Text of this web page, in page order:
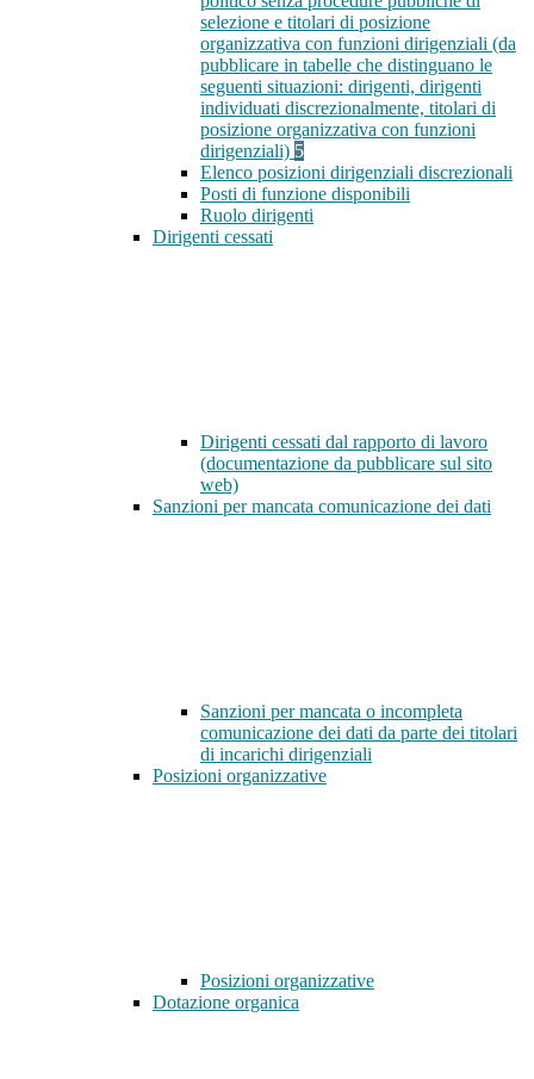
selezione e titolari di posizione
organizzativa con funzioni dirigenziali (da
pubblicare in tabelle che distinguano le
seguenti situazioni: dirigenti, dirigenti
individuati discrezionalmente, titolari di
posizione organizzativa con funzioni
dirigenziali) 5
Elenco posizioni dirigenziali discrezionali
Posti di funzione disponibili
Ruolo dirigenti
Dirigenti cessati
Dirigenti cessati dal rapporto di lavoro
(documentazione da pubblicare sul sito
web)
Sanzioni per mancata comunicazione dei dati
Sanzioni per mancata o incompleta
comunicazione dei dati da parte dei titolari
di incarichi dirigenziali
Posizioni organizzative
Posizioni organizzative
Dotazione organica